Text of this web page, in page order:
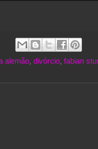
alemão divórcio fabian